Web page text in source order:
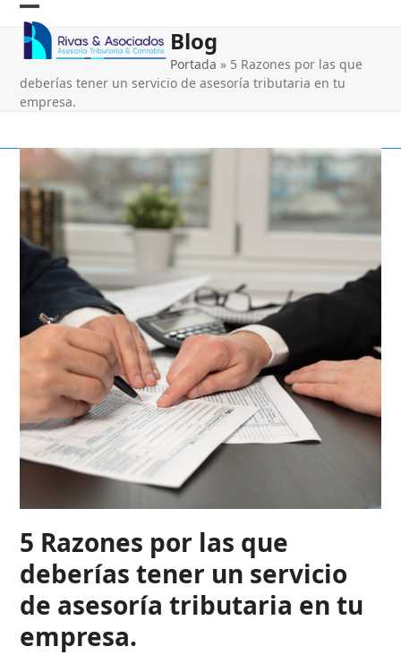
Skip
content
Open
mobile
menu
Close
mobile
menu
Blog
Portada » 5 Razones por las que
deberías tener un servicio de asesoría tributaria en tu
empresa.
5 Razones por las que
deberías tener un servicio
de asesoría tributaria en tu
empresa.